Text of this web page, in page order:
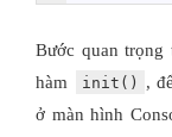
Bước quan
hàm
init()
,
ở màn hình